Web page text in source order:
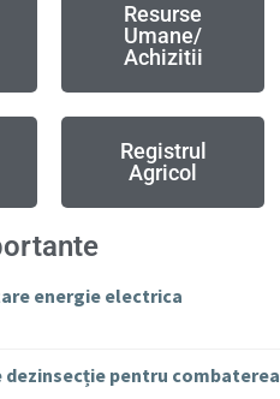
Resurse
Umane/
Achizitii
Registrul
Agricol
energie electrica
dezinsecție pentru